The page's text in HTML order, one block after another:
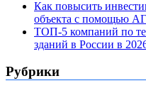
Как повысить
объекта с помощью
ТОП-5 компаний по
зданий в России в
Рубрики